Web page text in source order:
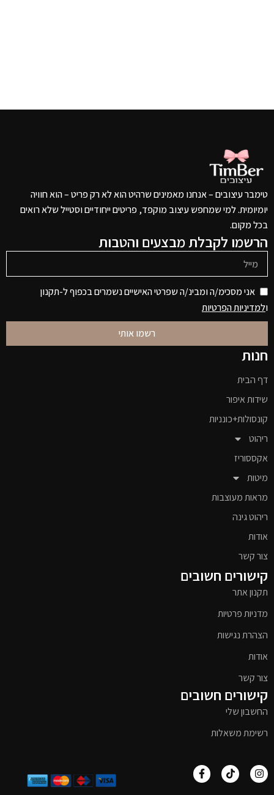
טימבר עיצובים – אנחנו מאמינים שרהיט הוא לא רק פריט – הוא חוויה
יומיומית. למי שמחפש עיצוב מוקפד, פריטים ייחודיים וסטייל שלא רואים
בכל מקום.
הרשמו לקבלת מבצעים והטבות
אני מסכימ/ה ומבינ/ה שפרטי האישיים נשמרים בכפוף ל-תקנון
ולמדיניות הפרטיות
רשמו אותי
חנות
דף הבית
שידות איפור
קונסולות+כונניות
ריהוט
אקססוריז
מיטות
מראות מעוצבות
ריהוט גינה
אודות
צור קשר
קישורים חשובים
תקנון אתר
מדניות פרטיות
הצהרת נגישות
אודות
צור קשר
קישורים חשובים
החשבון שלי
רשימת משאלות